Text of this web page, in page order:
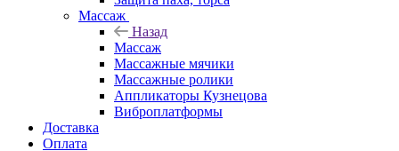
Массаж
Назад
Массаж
Массажные мячики
Массажные ролики
Аппликаторы Кузнецова
Виброплатформы
Доставка
Оплата